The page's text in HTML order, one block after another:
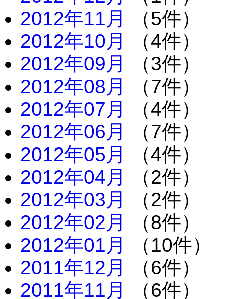
2012年11月
（5件）
2012年10月
（4件）
2012年09月
（3件）
2012年08月
（7件）
2012年07月
（4件）
2012年06月
（7件）
2012年05月
（4件）
2012年04月
（2件）
2012年03月
（2件）
2012年02月
（8件）
2012年01月
（10件）
2011年12月
（6件）
2011年11月
（6件）